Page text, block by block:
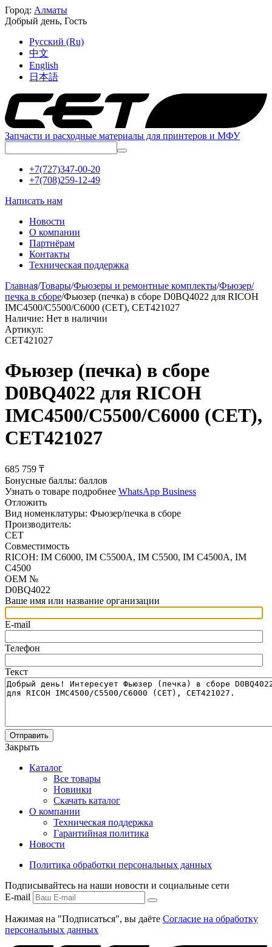
Город: Алматы
Добрый день, Гость
Русский (Ru)
中文
English
日本語
Запчасти и расходные материалы для принтеров и МФУ
+7(727)347-00-20
+7(708)259-12-49
Написать нам
Новости
О компании
Партнёрам
Контакты
Техническая поддержка
Главная/Товары/Фьюзеры и ремонтные комплекты/Фьюзер/
печка в сборе/Фьюзер (печка) в сборе D0BQ4022 для RICOH
IMC4500/C5500/C6000 (CET), CET421027
Наличие: Нет в наличии
Артикул:
CET421027
Фьюзер (печка) в сборе
D0BQ4022 для RICOH
IMC4500/C5500/C6000 (CET),
CET421027
685 759 ₸
Бонусные баллы: баллов
Узнать о товаре подробнее WhatsApp Business
Отложить
Вид номенклатуры: Фьюзер/печка в сборе
Производитель:
CET
Совместимость
RICOH: IM C6000, IM C5500A, IM C5500, IM C4500A, IM
C4500
OEM №
D0BQ4022
Ваше имя или название организации
E-mail
Телефон
Текст
Отправить
Закрыть
Каталог
Все товары
Новинки
Скачать каталог
О компании
Техническая поддержка
Гарантийная политика
Новости
Политика обработки персональных данных
Подписывайтесь на наши новости и социальные сети
E-mail
Нажимая на "Подписаться", вы даёте Согласие на обработку
персональных данных